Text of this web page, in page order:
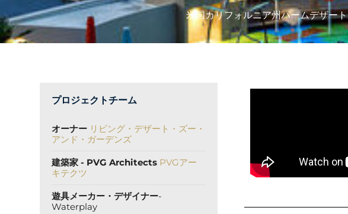
米国カリフォルニア州パームデザート
プロジェクトチーム
オーナー リビング・デザート・ズー・
アンド・ガーデンズ
建築家 - PVG Architects PVGアー
キテクツ
遊具メーカー・デザイナー-
Waterplay